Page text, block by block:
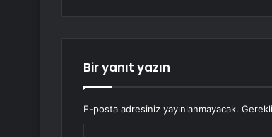
Bir yanıt yazın
E-posta adresiniz yayınlanmayacak.